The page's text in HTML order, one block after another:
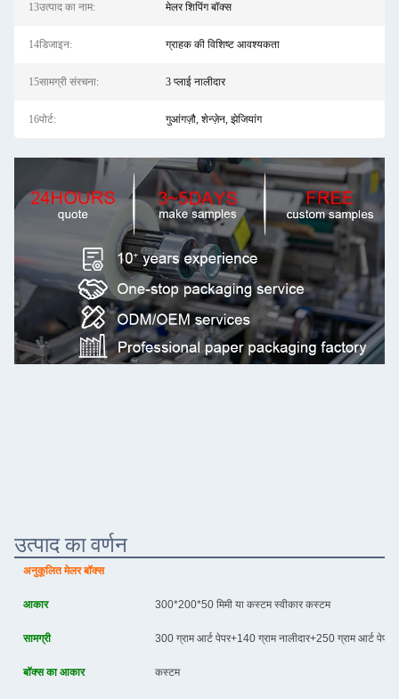
13उत्पाद का नाम: मेलर शिपिंग बॉक्स
14डिजाइन: ग्राहक की विशिष्ट आवश्यकता
15सामग्री संरचना: 3 प्लाई नालीदार
16पोर्ट: गुआंगज़ौ, शेन्ज़ेन, झेजियांग
उत्पाद का वर्णन
अनुकूलित मेलर बॉक्स
आकार 300*200*50 मिमी या कस्टम स्वीकार कस्टम
सामग्री 300 ग्राम आर्ट पेपर+140 ग्राम नालीदार+250 ग्राम आर्ट पेपर
बॉक्स का आकार कस्टम